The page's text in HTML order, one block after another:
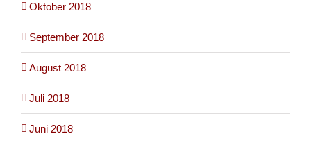
Oktober 2018
September 2018
August 2018
Juli 2018
Juni 2018